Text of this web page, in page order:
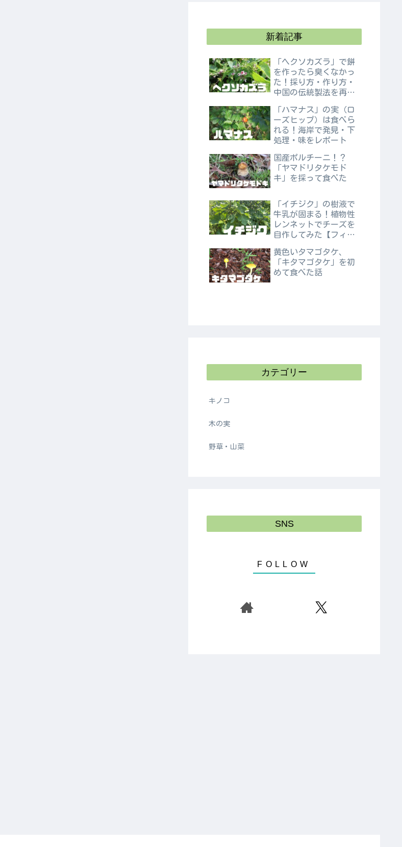
新着記事
「ヘクソカズラ」で餅
を作ったら臭くなかっ
た！採り方・作り方・
中国の伝統製法を再現
「ハマナス」の実（ロ
ーズヒップ）は食べら
れる！海岸で発見・下
処理・味をレポート
国産ポルチーニ！？
「ヤマドリタケモド
キ」を採って食べた
「イチジク」の樹液で
牛乳が固まる！植物性
レンネットでチーズを
自作してみた【フィシ
黄色いタマゴタケ、
「キタマゴタケ」を初
めて食べた話
カテゴリー
キノコ
木の実
野草・山菜
SNS